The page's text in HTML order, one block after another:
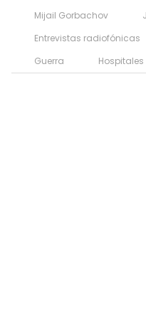
Mijail Gorbachov
Entrevistas radiofónicas
Guerra
Hospitales